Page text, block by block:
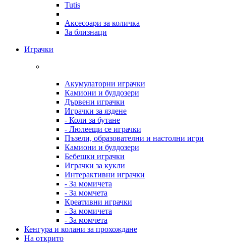
Tutis
Аксесоари за количка
За близнаци
Играчки
Акумулаторни играчки
Камиони и булдозери
Дървени играчки
Играчки за яздене
- Коли за бутане
- Люлеещи се играчки
Пъзели, образователни и настолни игри
Камиони и булдозери
Бебешки играчки
Играчки за кукли
Интерактивни играчки
- За момичета
- За момчета
Креативни играчки
- За момичета
- За момчета
Кенгура и колани за прохождане
На открито